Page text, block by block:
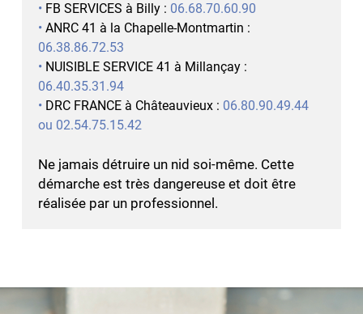
•FB SERVICES à Billy : 06.68.70.60.90
•ANRC 41 à la Chapelle-Montmartin :
06.38.86.72.53
•NUISIBLE SERVICE 41 à Millançay :
06.40.35.31.94
•DRC FRANCE à Châteauvieux : 06.80.90.49.44
ou 02.54.75.15.42
Ne jamais détruire un nid soi-même. Cette
démarche est très dangereuse et doit être
réalisée par un professionnel.